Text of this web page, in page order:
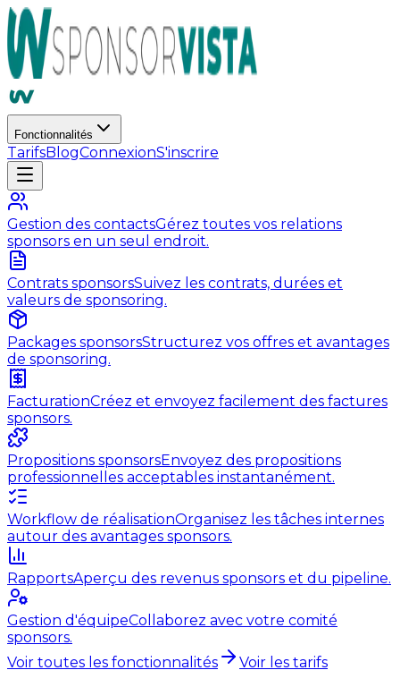
Fonctionnalités
TarifsBlogConnexionS'inscrire
Gestion des contactsGérez toutes vos relations
sponsors en un seul endroit.
Contrats sponsorsSuivez les contrats, durées et
valeurs de sponsoring.
Packages sponsorsStructurez vos offres et avantages
de sponsoring.
FacturationCréez et envoyez facilement des factures
sponsors.
Propositions sponsorsEnvoyez des propositions
professionnelles acceptables instantanément.
Workflow de réalisationOrganisez les tâches internes
autour des avantages sponsors.
RapportsAperçu des revenus sponsors et du pipeline.
Gestion d'équipeCollaborez avec votre comité
sponsors.
Voir toutes les fonctionnalités
Voir les tarifs